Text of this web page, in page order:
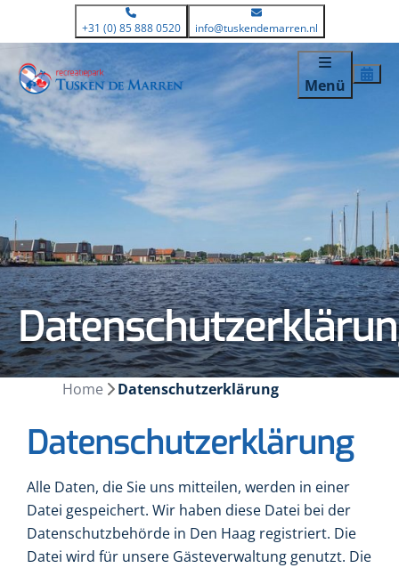
+31 (0) 85 888 0520 info@tuskendemarren.nl
Menü
Home Datenschutzerklärung
Datenschutzerklärung
Alle Daten, die Sie uns mitteilen, werden in einer
Datei gespeichert. Wir haben diese Datei bei der
Datenschutzbehörde in Den Haag registriert. Die
Datei wird für unsere Gästeverwaltung genutzt. Die